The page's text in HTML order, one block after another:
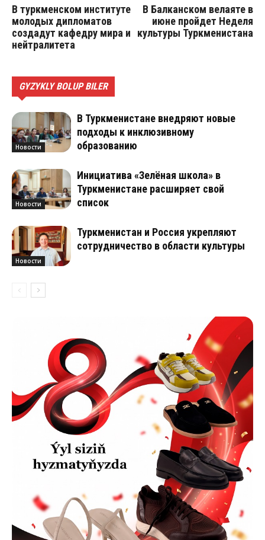
В туркменском институте
молодых дипломатов
создадут кафедру мира и
нейтралитета
В Балканском велаяте в
июне пройдет Неделя
культуры Туркменистана
GYZYKLY BOLUP BILER
Новости
В Туркменистане внедряют новые
подходы к инклюзивному
образованию
Новости
Инициатива «Зелёная школа» в
Туркменистане расширяет свой
список
Новости
Туркменистан и Россия укрепляют
сотрудничество в области культуры